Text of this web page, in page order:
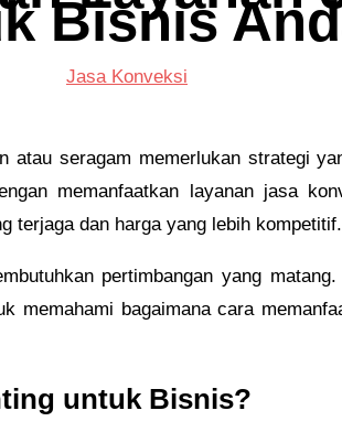
Bisnis
Jasa Konveksi
atau seragam memerlukan strategi
memanfaatkan layanan jasa
terjaga dan harga yang lebih kompetitif.
pertimbangan yang
memahami bagaimana cara
untuk Bisnis?